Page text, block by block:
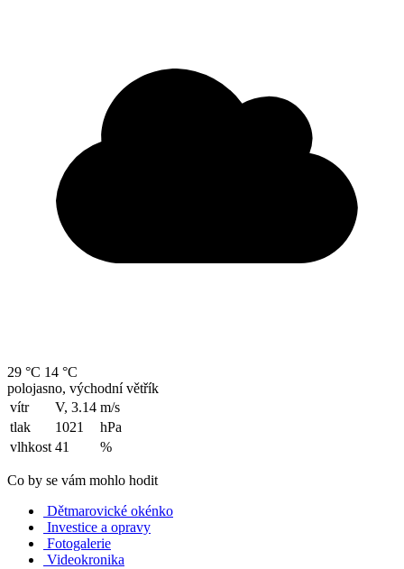
29 °C 14 °C
polojasno, východní větřík
vítr
V, 3.14 m/s
tlak
1021
hPa
vlhkost 41 %
Co by se vám mohlo hodit
Dětmarovické okénko
Investice a opravy
Fotogalerie
Videokronika